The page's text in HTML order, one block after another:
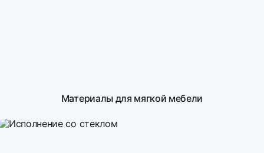
Материалы для мягкой мебели